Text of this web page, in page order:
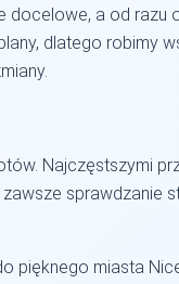
a od razu
dlatego robimy
Najczęstszymi
sprawdzanie
miasta